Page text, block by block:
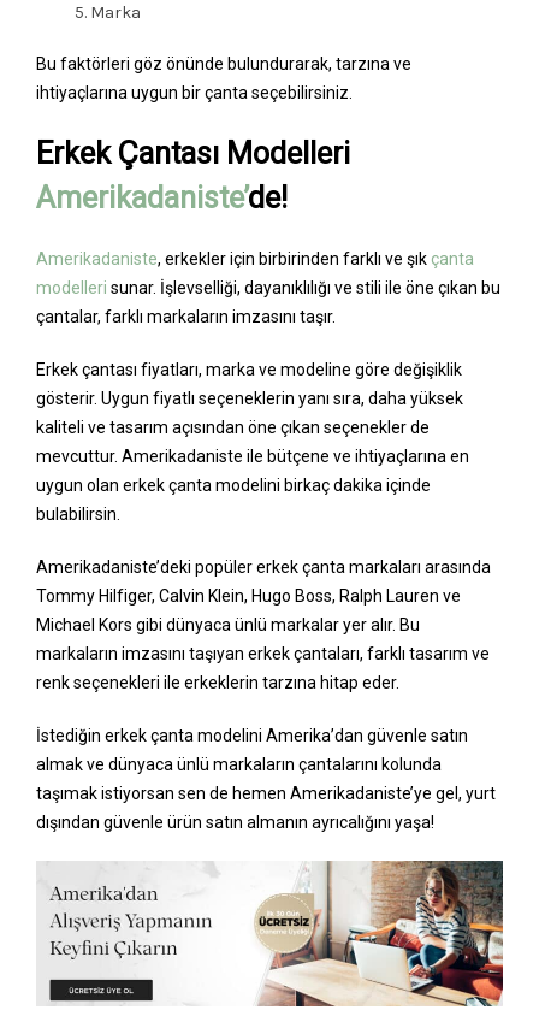
Marka
Bu faktörleri göz önünde bulundurarak, tarzına ve
ihtiyaçlarına uygun bir çanta seçebilirsiniz.
Erkek Çantası Modelleri
Amerikadaniste’de!
Amerikadaniste, erkekler için birbirinden farklı ve şık çanta
modelleri sunar. İşlevselliği, dayanıklılığı ve stili ile öne çıkan bu
çantalar, farklı markaların imzasını taşır.
Erkek çantası fiyatları, marka ve modeline göre değişiklik
gösterir. Uygun fiyatlı seçeneklerin yanı sıra, daha yüksek
kaliteli ve tasarım açısından öne çıkan seçenekler de
mevcuttur. Amerikadaniste ile bütçene ve ihtiyaçlarına en
uygun olan erkek çanta modelini birkaç dakika içinde
bulabilirsin.
Amerikadaniste’deki popüler erkek çanta markaları arasında
Tommy Hilfiger, Calvin Klein, Hugo Boss, Ralph Lauren ve
Michael Kors gibi dünyaca ünlü markalar yer alır. Bu
markaların imzasını taşıyan erkek çantaları, farklı tasarım ve
renk seçenekleri ile erkeklerin tarzına hitap eder.
İstediğin erkek çanta modelini Amerika’dan güvenle satın
almak ve dünyaca ünlü markaların çantalarını kolunda
taşımak istiyorsan sen de hemen Amerikadaniste’ye gel, yurt
dışından güvenle ürün satın almanın ayrıcalığını yaşa!